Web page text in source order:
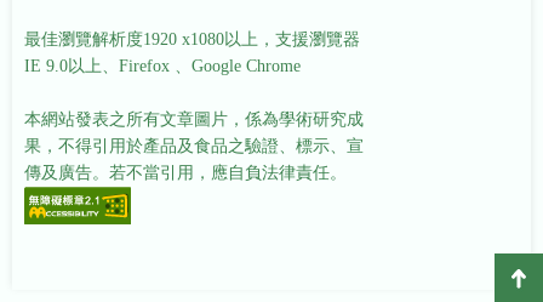
最佳瀏覽解析度1920 x1080以上，支援瀏覽器
IE 9.0以上、Firefox 、Google Chrome
本網站發表之所有文章圖片，係為學術研究成
果，不得引用於產品及食品之驗證、標示、宣
傳及廣告。若不當引用，應自負法律責任。